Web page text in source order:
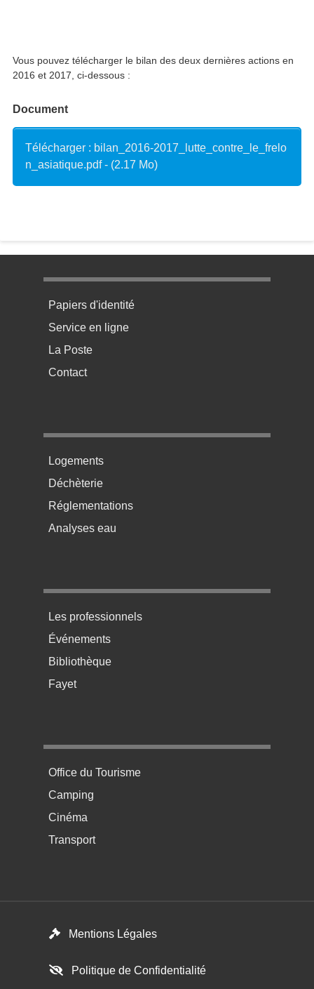
Vous pouvez télécharger le bilan des deux dernières actions en
2016 et 2017, ci-dessous :
Document
Télécharger : bilan_2016-2017_lutte_contre_le_frelo
n_asiatique.pdf - (2.17 Mo)
Menu pratique bas de page 1
Papiers d'identité
Service en ligne
La Poste
Contact
Menu pratique bas de page 2
Logements
Déchèterie
Réglementations
Analyses eau
Menu pratique bas de page 3
Les professionnels
Événements
Bibliothèque
Fayet
Menu pratique bas de page 4
Office du Tourisme
Camping
Cinéma
Transport
Mentions Légales
Politique de Confidentialité